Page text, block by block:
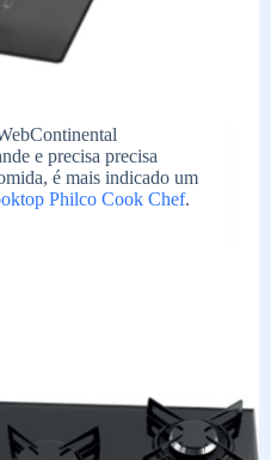
e precisa precisa
é mais indicado um
Philco Cook Chef.